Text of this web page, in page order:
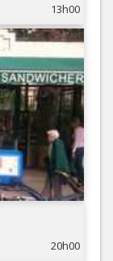
13h00
20h00